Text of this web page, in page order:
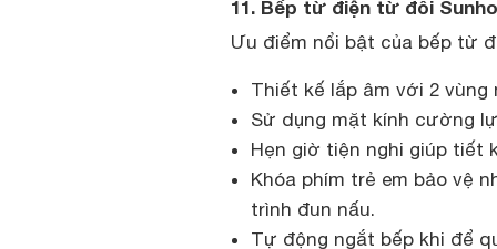
11. Bếp từ điện từ đôi
Ưu điểm nổi bật của bếp từ
Thiết kế lắp âm với 2
Sử dụng mặt kính cường
Hẹn giờ tiện nghi giúp tiết
Khóa phím trẻ em bảo vệ
trình đun nấu.
Tự động ngắt bếp khi để